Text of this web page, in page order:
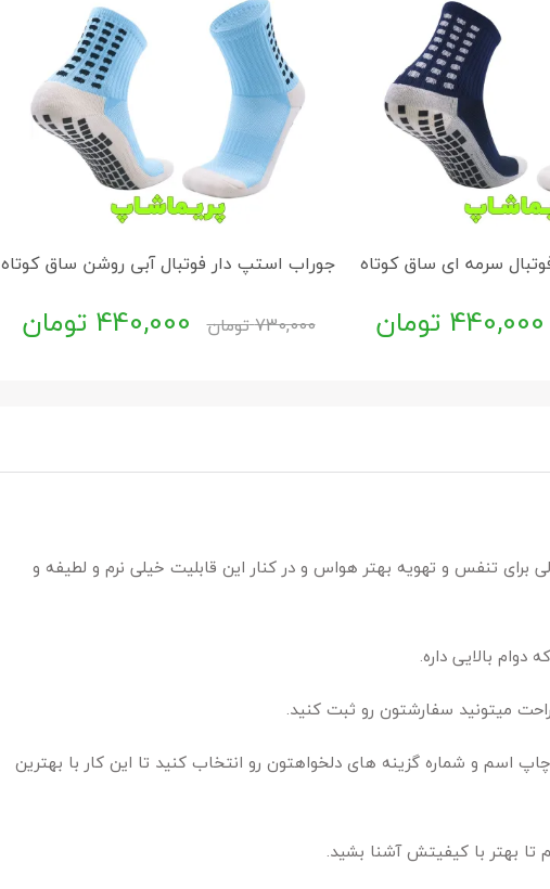
سرمه ای ساق کوتاه
440,000 تومان
جوراب استپ دار فوتبال آبی روشن ساق کوتاه
730,000تومان 440,000 تومان
برای تنفس و تهویه بهتر هواس و در کنار این قابلیت خیلی نرم و لطیفه و
بالایی داره.
میتونید سفارشتون رو ثبت کنید.
اسم و شماره گزینه های دلخواهتون رو انتخاب کنید تا این کار با بهترین
تا بهتر با کیفیتش آشنا بشید.